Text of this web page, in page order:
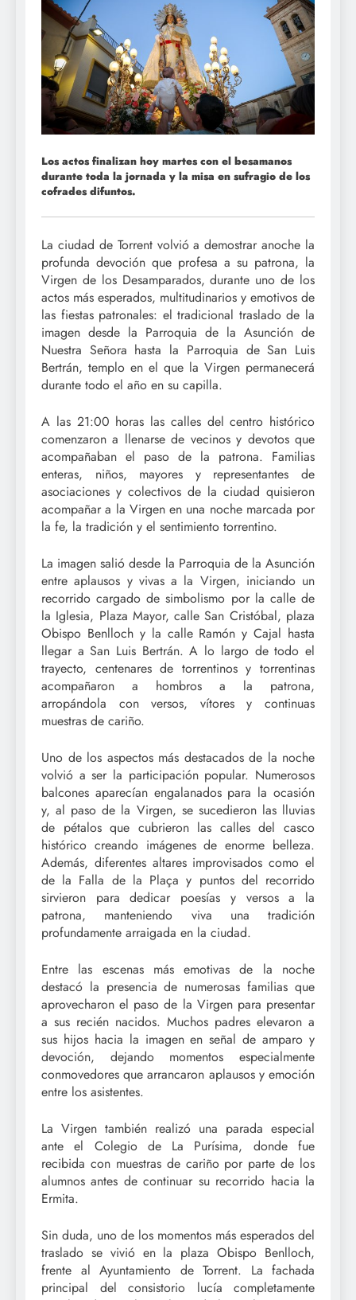
Los actos finalizan hoy martes con el besamanos
durante toda la jornada y la misa en sufragio de los
cofrades difuntos.
La ciudad de Torrent volvió a demostrar anoche la
profunda devoción que profesa a su patrona, la
Virgen de los Desamparados, durante uno de los
actos más esperados, multitudinarios y emotivos de
las fiestas patronales: el tradicional traslado de la
imagen desde la Parroquia de la Asunción de
Nuestra Señora hasta la Parroquia de San Luis
Bertrán, templo en el que la Virgen permanecerá
durante todo el año en su capilla.
A las 21:00 horas las calles del centro histórico
comenzaron a llenarse de vecinos y devotos que
acompañaban el paso de la patrona. Familias
enteras, niños, mayores y representantes de
asociaciones y colectivos de la ciudad quisieron
acompañar a la Virgen en una noche marcada por
la fe, la tradición y el sentimiento torrentino.
La imagen salió desde la Parroquia de la Asunción
entre aplausos y vivas a la Virgen, iniciando un
recorrido cargado de simbolismo por la calle de
la Iglesia, Plaza Mayor, calle San Cristóbal, plaza
Obispo Benlloch y la calle Ramón y Cajal hasta
llegar a San Luis Bertrán. A lo largo de todo el
trayecto, centenares de torrentinos y torrentinas
acompañaron a hombros a la patrona,
arropándola con versos, vítores y continuas
muestras de cariño.
Uno de los aspectos más destacados de la noche
volvió a ser la participación popular. Numerosos
balcones aparecían engalanados para la ocasión
y, al paso de la Virgen, se sucedieron las lluvias
de pétalos que cubrieron las calles del casco
histórico creando imágenes de enorme belleza.
Además, diferentes altares improvisados como el
de la Falla de la Plaça y puntos del recorrido
sirvieron para dedicar poesías y versos a la
patrona, manteniendo viva una tradición
profundamente arraigada en la ciudad.
Entre las escenas más emotivas de la noche
destacó la presencia de numerosas familias que
aprovecharon el paso de la Virgen para presentar
a sus recién nacidos. Muchos padres elevaron a
sus hijos hacia la imagen en señal de amparo y
devoción, dejando momentos especialmente
conmovedores que arrancaron aplausos y emoción
entre los asistentes.
La Virgen también realizó una parada especial
ante el Colegio de La Purísima, donde fue
recibida con muestras de cariño por parte de los
alumnos antes de continuar su recorrido hacia la
Ermita.
Sin duda, uno de los momentos más esperados del
traslado se vivió en la plaza Obispo Benlloch,
frente al Ayuntamiento de Torrent. La fachada
principal del consistorio lucía completamente